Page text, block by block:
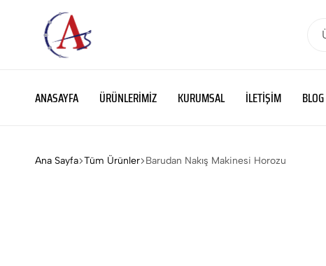
binlerce
ANASAYFA ÜRÜNLERIMIZ KURUMSAL İLETIŞIM BLOG
Ana Sayfa Tüm Ürünler Barudan Nakış Makinesi Horozu